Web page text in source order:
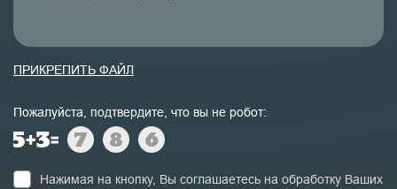
ПРИКРЕПИТЬ ФАЙЛ
Пожалуйста, подтвердите, что вы не робот:
Нажимая на кнопку, Вы соглашаетесь на обработку Ваших